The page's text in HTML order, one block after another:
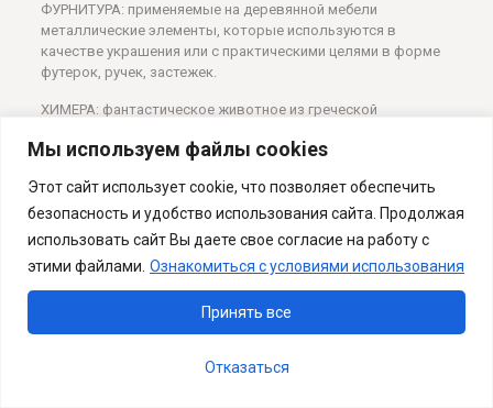
Мы используем файлы cookies
Этот сайт использует cookie, что позволяет обеспечить
безопасность и удобство использования сайта. Продолжая
использовать сайт Вы даете свое согласие на работу с
этими файлами. Ознакомиться с условиями использования
Отказаться
Принять все
ФУРНИТУРА: применяемые на деревянной мебели
металлические элементы, которые используются в
качестве украшения или с практическими целями в форме
футерок, ручек, застежек.
ХИМЕРА: фантастическое животное из греческой
мотива в античном и более поздних стилях.
ЦАРГА: дощатая рама, соединяющая ножки столов или
стульев; вообще любая дощатая рама, поставленная на
ЦВЕТОК В ФОРМЕ КРЕСТА: выполненный в виде бутона или
цветка шпиль готической башни с крестообразно
расположеными листьями.
мебели — массивная опора, заменяющая ножки. Обычно